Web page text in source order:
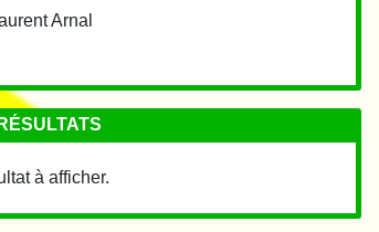
Arnal
à afficher.